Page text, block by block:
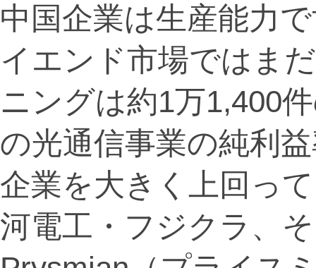
中国企業は生産能力
イエンド市場ではま
ニングは約1万1,400
の光通信事業の純利
企業を大きく上回っ
河電工・フジクラ、